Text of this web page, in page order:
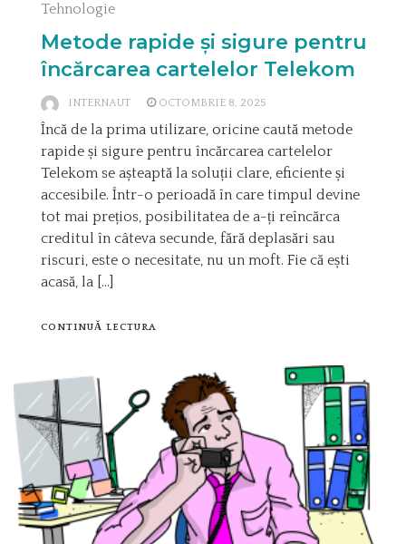
Tehnologie
Metode rapide și sigure pentru
încărcarea cartelelor Telekom
INTERNAUT OCTOMBRIE 8, 2025
Încă de la prima utilizare, oricine caută metode
rapide și sigure pentru încărcarea cartelelor
Telekom se așteaptă la soluții clare, eficiente și
accesibile. Într-o perioadă în care timpul devine
tot mai prețios, posibilitatea de a-ți reîncărca
creditul în câteva secunde, fără deplasări sau
riscuri, este o necesitate, nu un moft. Fie că ești
acasă, la […]
CONTINUĂ LECTURA